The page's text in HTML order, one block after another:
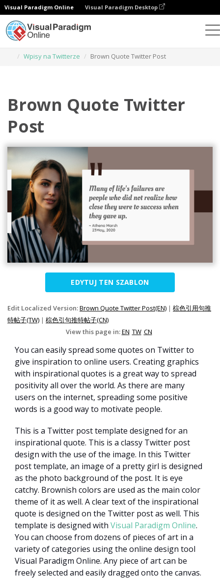
Visual Paradigm Online Visual Paradigm Desktop
Wpisy na Twitterze
Brown Quote Twitter Post
Brown Quote Twitter
Post
EDYTUJ TEN SZABLON
Edit Localized Version:Brown Quote Twitter Post(EN) | 棕色引用句推
特帖子(TW) | 棕色引句推特帖子(CN)
View this page in:EN TW CN
You can easily spread some quotes on Twitter to
give inspiration to online users. Creating graphics
with inspirational quotes is a great way to spread
positivity all over the world. As there are many
users on the internet, spreading some positive
words is a good way to motivate people.
This is a Twitter post template designed for an
inspirational quote. This is a classy Twitter post
design with the use of the image. In this Twitter
post template, an image of a pretty girl is designed
as the photo background of the post. It is eye
catchy. Brownish colors are used as the main color
theme of it as well. A clear text of the inspirational
quote is designed on the Twitter post as well. This
template is designed with Visual Paradigm Online.
You can choose from dozens of pieces of art in a
variety of categories using the online design tool
Visual Paradigm Online. Any piece of art can be
freely selected and easily dragged onto the canvas.